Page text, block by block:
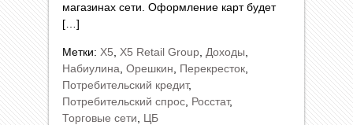
магазинах сети. Оформление карт будет
[…]
Метки: X5 X5 Retail Group Доходы
Набиулина Орешкин Перекресток
Потребительский кредит,
Потребительский спрос Росстат,
Торговые сети
ЦБ